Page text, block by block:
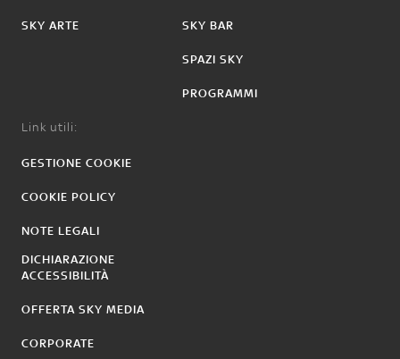
SKY ARTE SKY BAR
SPAZI SKY
PROGRAMMI
Link utili:
GESTIONE COOKIE
COOKIE POLICY
NOTE LEGALI
DICHIARAZIONE
ACCESSIBILITÀ
OFFERTA SKY MEDIA
CORPORATE